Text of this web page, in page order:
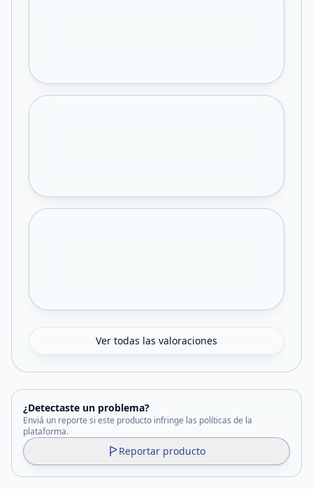
Ver todas las valoraciones
¿Detectaste un problema?
Enviá un reporte si este producto infringe las políticas de la
plataforma.
Reportar producto